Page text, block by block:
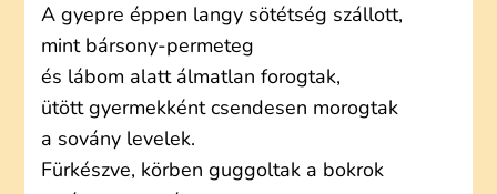
A gyepre éppen langy sötétség szállott,
mint bársony-permeteg
és lábom alatt álmatlan forogtak,
ütött gyermekként csendesen morogtak
a sovány levelek.
Fürkészve, körben guggoltak a bokrok